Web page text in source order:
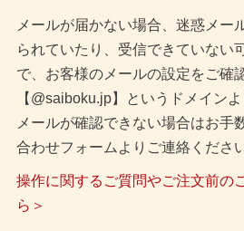
メールが届かない場合、迷惑メー
られていたり、受信できていない
で、お客様のメールの設定をご確
【@saiboku.jp】というドメイン
メールが確認できない場合はお手
合わせフォームよりご連絡ください
操作に関するご質問やご注文前の
ら＞